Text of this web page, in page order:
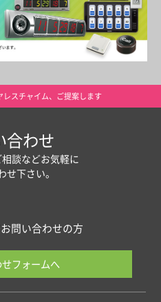
スチャイム、ご提案します
合わせ
談などお気軽に
せ下さい。
問い合わせの方
フォームへ